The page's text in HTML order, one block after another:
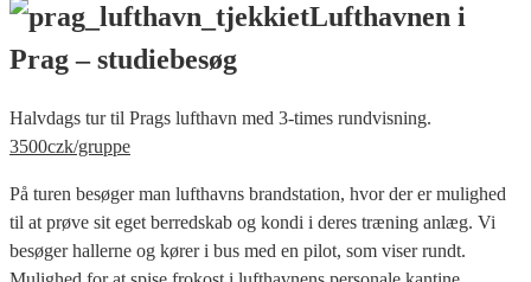
Lufthavnen i
Prag – studiebesøg
Halvdags tur til Prags lufthavn med 3-times rundvisning.
3500czk/gruppe
På turen besøger man lufthavns brandstation, hvor der er mulighed
til at prøve sit eget berredskab og kondi i deres træning anlæg. Vi
besøger hallerne og kører i bus med en pilot, som viser rundt.